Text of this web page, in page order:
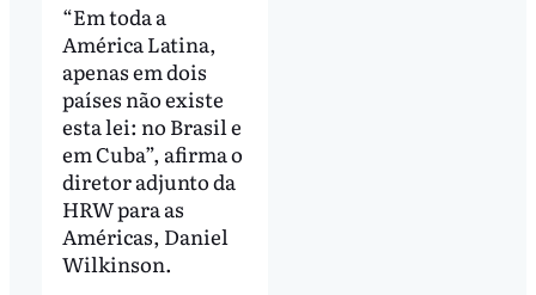
“Em toda a
América Latina,
apenas em dois
países não existe
esta lei: no Brasil e
em Cuba”, afirma o
diretor adjunto da
HRW para as
Américas, Daniel
Wilkinson.